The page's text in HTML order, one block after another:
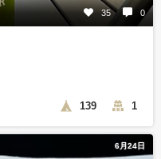
35 0
139 1
6月24日